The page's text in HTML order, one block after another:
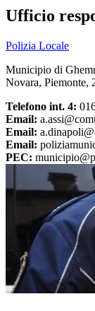
Ufficio
Polizia Locale
Municipio di
Novara, Piemonte,
Telefono int. 4:
Email:
Email:
Email:
PEC: